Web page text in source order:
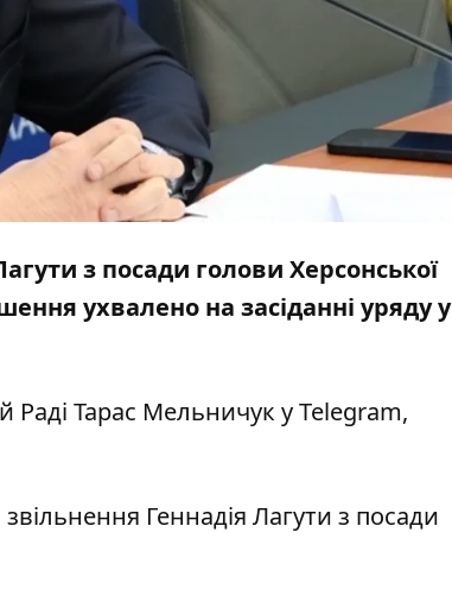
з посади голови Херсонської
ухвалено на засіданні уряду у
Раді Тарас Мельничук у Telegram,
Геннадія Лагути з посади